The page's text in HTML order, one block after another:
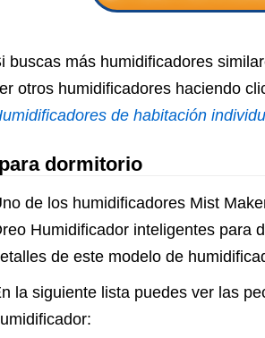
buscas más humidificadores
otros humidificadores haciendo
de habitación
dormitorio
de los humidificadores Mist
Humidificador inteligentes para
de este modelo de
la siguiente lista puedes ver las